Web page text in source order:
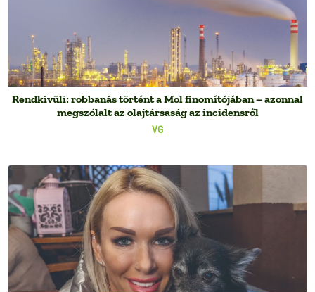
VG
Rendkívüli: robbanás történt a Mol finomítójában – azonnal
megszólalt az olajtársaság az incidensről